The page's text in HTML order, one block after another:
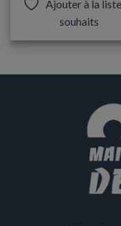
Ajouter à la
souhaits